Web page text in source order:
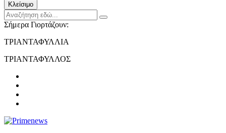
Κλείσιμο
Σήμερα Γιορτάζουν:
ΤΡΙΑΝΤΑΦΥΛΛΙΑ
ΤΡΙΑΝΤΑΦΥΛΛΟΣ